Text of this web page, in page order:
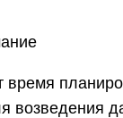
время
возведения